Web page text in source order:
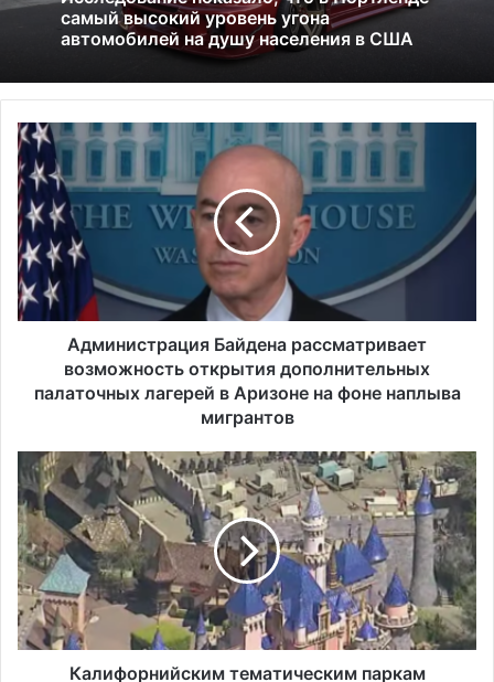
01.07.2026
Исследование показало, что в Портленде
самый высокий уровень угона
автомобилей на душу населения в США
Америка имеет огромный избыток сыра
А
д
м
и
н
и
с
т
р
й
д
е
н
а
р
а
с
Администрация Байдена рассматривает
возможность открытия дополнительных
палаточных лагерей в Аризоне на фоне наплыва
мигрантов
а
л
и
ф
о
р
н
и
Калифорнийским тематическим паркам